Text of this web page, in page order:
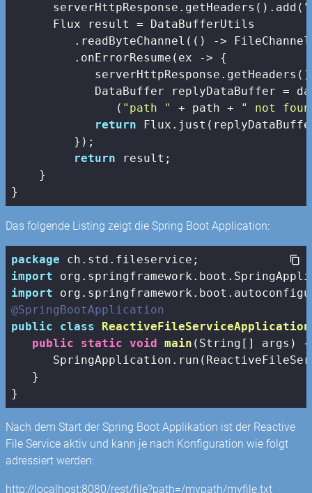
      serverHttpResponse.getHeaders().add(
      Flux
result = DataBufferUtils
.readByteChannel(() ->
         .onErrorResume(ex -> {
DataBuffer replyDataBuffer =
               (
"path " + path + " not
return
         });
return result;
    }
Das folgende Listing zeigt die Spring Boot Application:
package
import
import
@SpringBootApplication
public
class
ReactiveFileServiceApplication
public
static void main (String[] args)
{
   }
Nach dem Start der Spring Boot Applikation ist der Reactive
File Service aktiv und kann je nach Konfiguration wie folgt
adressiert werden:
http://localhost:8080/rest/file?path=/mypath/myfile.txt